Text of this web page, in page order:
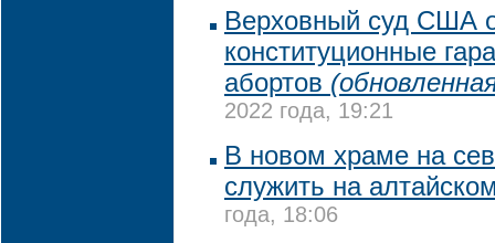
Верховный суд США
конституционные
абортов
2022 года, 19:21
В новом храме на
служить на
года, 18:06